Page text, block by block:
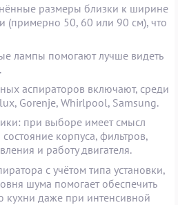
размеры близки к ширине
(примерно 50, 60 или 90 см), что
лампы помогают лучше видеть
аспираторов включают, среди
Gorenje, Whirlpool, Samsung.
при выборе имеет смысл
корпуса, фильтров,
и работу двигателя.
с учётом типа установки,
шума помогает обеспечить
кухни даже при интенсивной